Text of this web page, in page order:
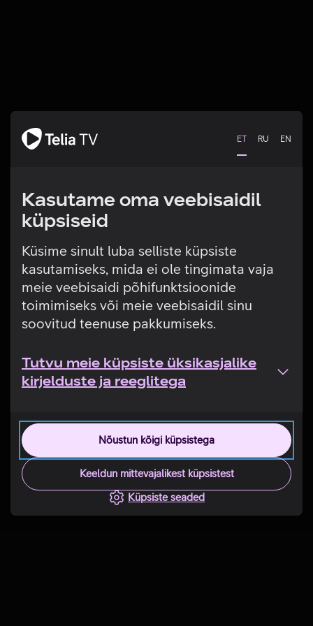
ET RU EN
Kasutame oma veebisaidil
küpsiseid
Küsime sinult luba selliste küpsiste
kasutamiseks, mida ei ole tingimata vaja
meie veebisaidi põhifunktsioonide
toimimiseks või meie veebisaidil sinu
soovitud teenuse pakkumiseks.
Tutvu meie küpsiste üksikasjalike
kirjelduste ja reeglitega
Nõustun kõigi küpsistega
Keeldun mittevajalikest küpsistest
Küpsiste seaded
Tehniline viga